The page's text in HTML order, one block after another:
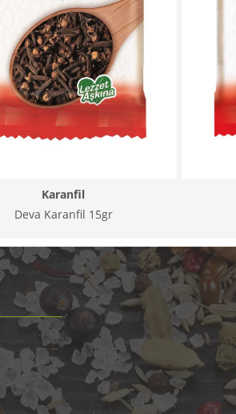
Karanfil
Deva Karanfil 15gr